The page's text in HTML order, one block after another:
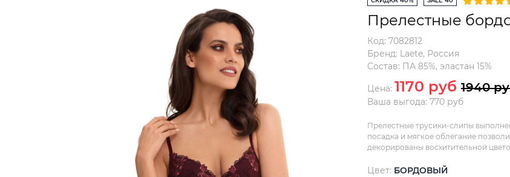
Прелестные
Код: 7082812
Бренд: Laete, Россия
Состав: ПА 85%, эластан 15%
Цена: 1170 руб 1940
Ваша выгода: 770 руб
Прелестные трусики-слипы
посадка и мягкое облегание
декорированы восхитительной
Цвет: БОРДОВЫЙ